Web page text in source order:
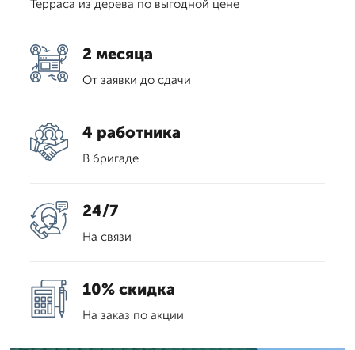
Терраса из дерева по выгодной цене
2 месяца
От заявки до сдачи
4 работника
В бригаде
24/7
На связи
10% скидка
На заказ по акции